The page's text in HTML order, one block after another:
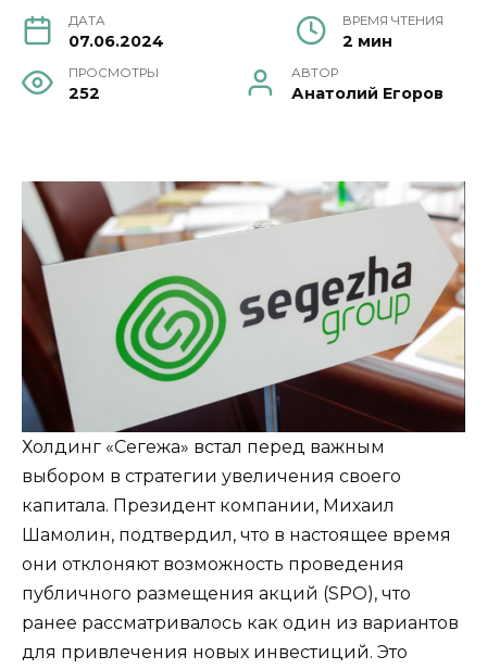
ДАТА
07.06.2024
ВРЕМЯ ЧТЕНИЯ
2 мин
ПРОСМОТРЫ
252
АВТОР
Анатолий Егоров
Холдинг «Сегежа» встал перед важным
выбором в стратегии увеличения своего
капитала. Президент компании, Михаил
Шамолин, подтвердил, что в настоящее время
они отклоняют возможность проведения
публичного размещения акций (SPO), что
ранее рассматривалось как один из вариантов
для привлечения новых инвестиций. Это